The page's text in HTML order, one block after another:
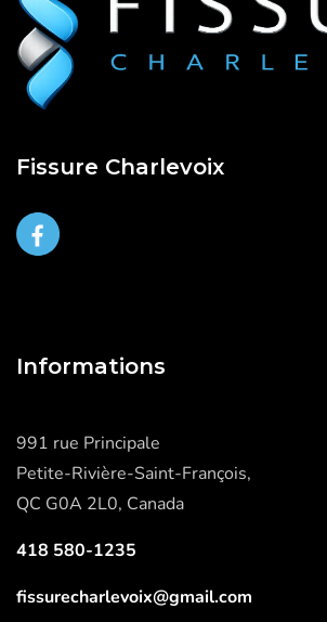
Fissure Charlevoix
Informations
991 rue Principale
Petite-Rivière-Saint-François,
QC G0A 2L0, Canada
418 580-1235
fissurecharlevoix@gmail.com